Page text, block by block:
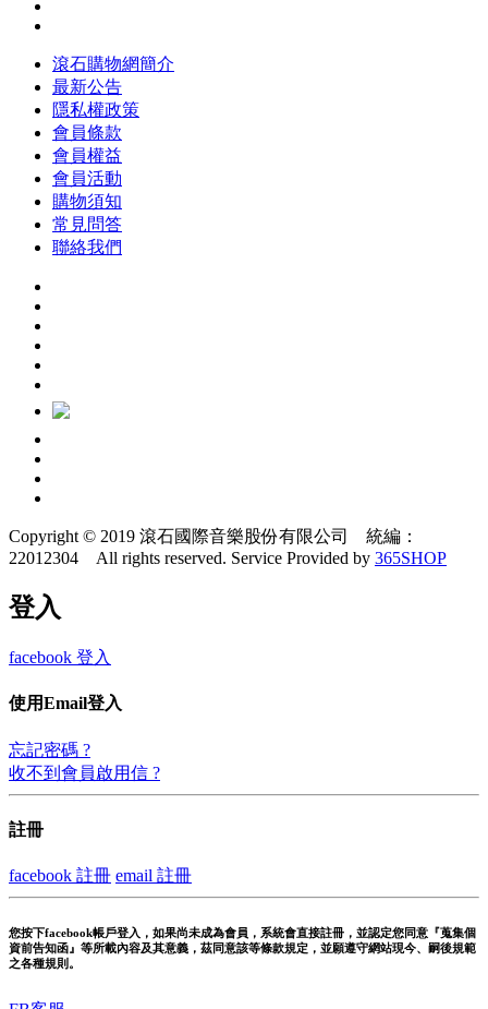
滾石購物網簡介
最新公告
隱私權政策
會員條款
會員權益
會員活動
購物須知
常見問答
聯絡我們
Copyright © 2019 滾石國際音樂股份有限公司 統編：
22012304 All rights reserved. Service Provided by 365SHOP
登入
facebook 登入
使用Email登入
忘記密碼 ?
收不到會員啟用信 ?
註冊
facebook 註冊 email 註冊
您按下facebook帳戶登入，如果尚未成為會員，系統會直接註冊，並認定您同意『蒐集個
資前告知函』等所載內容及其意義，茲同意該等條款規定，並願遵守網站現今、嗣後規範
之各種規則。